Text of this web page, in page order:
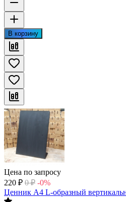
В корзину
Цена по запросу
220 ₽ 0 ₽ -0%
Ценник А4 L-образный